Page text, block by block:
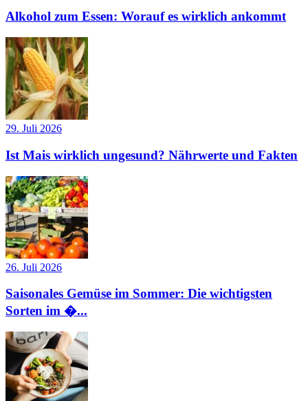
Alkohol zum Essen: Worauf es wirklich ankommt
29. Juli 2026
Ist Mais wirklich ungesund? Nährwerte und Fakten
26. Juli 2026
Saisonales Gemüse im Sommer: Die wichtigsten
Sorten im �...